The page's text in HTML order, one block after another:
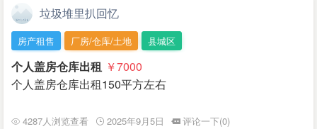
垃圾堆里扒回忆
房产租售 厂房/仓库/土地 县城区
个人盖房仓库出租 ￥7000
个人盖房仓库出租150平方左右
4287人浏览查看 2025年9月5日
评论一下(0)